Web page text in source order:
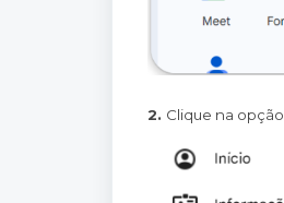
2. Clique na opção